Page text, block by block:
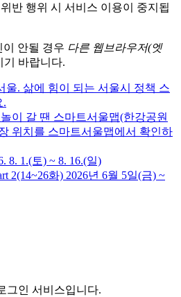
반 행위 시 서비스 이용이 중지됩
이 안될 경우 다른 웹브라우저(엣
기 바랍니다.
그인 서비스입니다.